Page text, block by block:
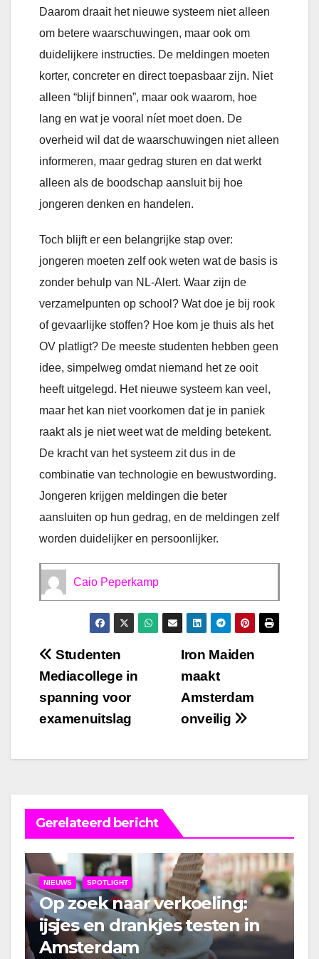
Daarom draait het nieuwe systeem niet alleen
om betere waarschuwingen, maar ook om
duidelijkere instructies. De meldingen moeten
korter, concreter en direct toepasbaar zijn. Niet
alleen “blijf binnen”, maar ook waarom, hoe
lang en wat je vooral níet moet doen. De
overheid wil dat de waarschuwingen niet alleen
informeren, maar gedrag sturen en dat werkt
alleen als de boodschap aansluit bij hoe
jongeren denken en handelen.
Toch blijft er een belangrijke stap over:
jongeren moeten zelf ook weten wat de basis is
zonder behulp van NL-Alert. Waar zijn de
verzamelpunten op school? Wat doe je bij rook
of gevaarlijke stoffen? Hoe kom je thuis als het
OV platligt? De meeste studenten hebben geen
idee, simpelweg omdat niemand het ze ooit
heeft uitgelegd. Het nieuwe systeem kan veel,
maar het kan niet voorkomen dat je in paniek
raakt als je niet weet wat de melding betekent.
De kracht van het systeem zit dus in de
combinatie van technologie en bewustwording.
Jongeren krijgen meldingen die beter
aansluiten op hun gedrag, en de meldingen zelf
worden duidelijker en persoonlijker.
Caio Peperkamp
Bericht
navigatie
Iron Maiden
maakt
Amsterdam
onveilig
Studenten
Mediacollege in
spanning voor
examenuitslag
Gerelateerd bericht
NIEUWS SPOTLIGHT
Op zoek naar verkoeling:
ijsjes en drankjes testen in
Amsterdam